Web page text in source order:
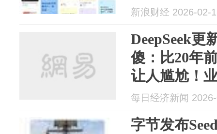
类似于极速
新浪财经 2026-02-
DeepSeek更
傻：比20年
让人尴尬！
类似于极速
每日经济新闻
字节发布